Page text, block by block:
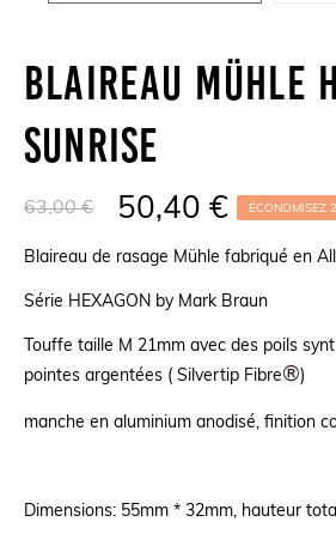
Blaireau Mühle
Sunrise
63,00 € 50,40 € ÉCONOMISEZ
Blaireau de rasage Mühle fabriqué en
Série HEXAGON by Mark Braun
Touffe taille M 21mm avec des poils
pointes argentées ( Silvertip Fibre®)
manche en aluminium anodisé, finition
Dimensions: 55mm * 32mm, hauteur